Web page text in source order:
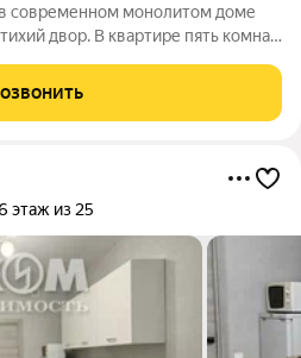
современном монолитом доме
двор. В квартире пять комнат,
техникой, два совмещенных
этаж из 25